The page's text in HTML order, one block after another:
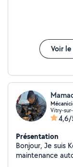
Voir
Vitry-
4,6/
Présentation
Bonjour, Je suis
maintenance